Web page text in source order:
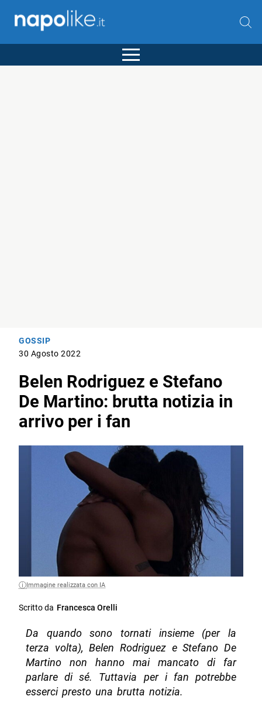
GOSSIP
30 Agosto 2022
Belen Rodriguez e Stefano
De Martino: brutta notizia in
arrivo per i fan
Immagine realizzata con IA
Scritto da Francesca Orelli
Da quando sono tornati insieme (per la
terza volta), Belen Rodriguez e Stefano De
Martino non hanno mai mancato di far
parlare di sé. Tuttavia per i fan potrebbe
esserci presto una brutta notizia.